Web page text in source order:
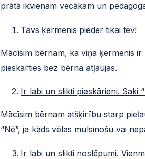
prātā ikvienam vecākam un
Tavs ķermenis pieder tikai tev!
Mācīsim bērnam, ka viņa ķermenis
pieskarties bez bērna atļaujas.
Ir labi un slikti pieskārieni. Saki
Mācīsim bērnam atšķirību starp
“Nē”, ja kāds vēlas mulsinošu vai
Ir labi un slikti noslēpumi.